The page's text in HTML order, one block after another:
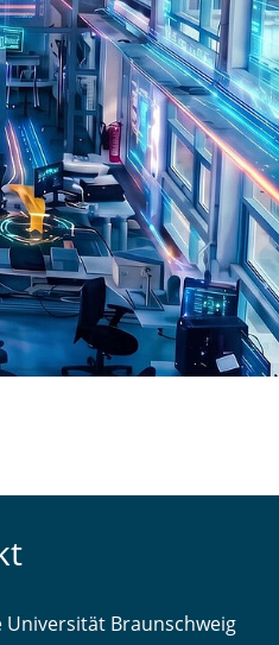
Universität Braunschweig